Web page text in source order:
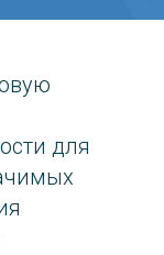
для